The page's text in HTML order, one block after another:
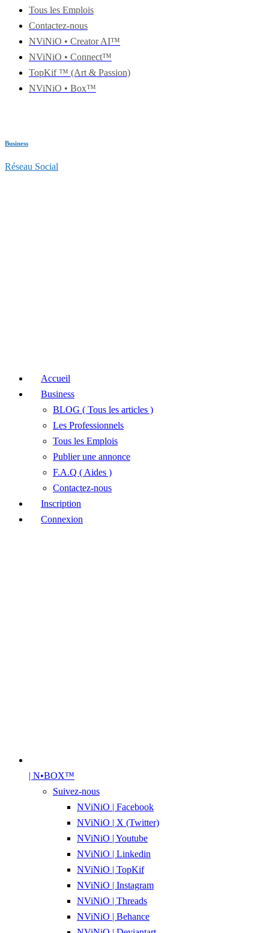
Tous les Emplois
Contactez-nous
NViNiO • Creator AI™
NViNiO • Connect™
TopKif ™ (Art & Passion)
NViNiO • Box™
Business
Réseau Social
Accueil
Business
BLOG ( Tous les articles )
Les Professionnels
Tous les Emplois
Publier une annonce
F.A.Q ( Aides )
Contactez-nous
Inscription
Connexion
| N•BOX™
Suivez-nous
NViNiO | Facebook
NViNiO | X (Twitter)
NViNiO | Youtube
NViNiO | Linkedin
NViNiO | TopKif
NViNiO | Instagram
NViNiO | Threads
NViNiO | Behance